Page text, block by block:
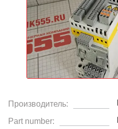
Производитель:
Part number: